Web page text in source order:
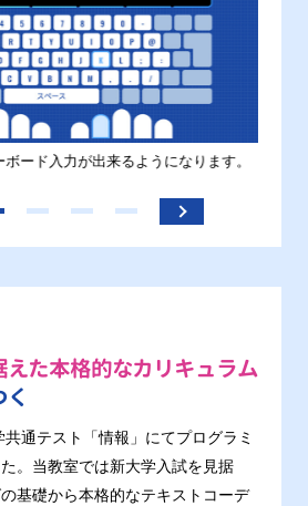
ード入力が出来るようになります。
た本格的なカリキュラム
通テスト「情報」にてプログラミ
。当教室では新大学入試を見据
基礎から本格的なテキストコーデ